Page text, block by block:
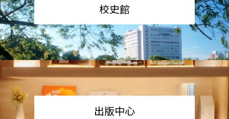
校史館
出版中心